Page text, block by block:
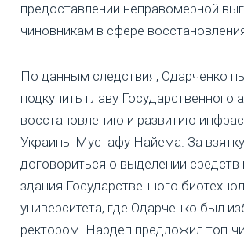
предоставлении неправомерной
чиновникам в сфере
По данным следствия, Одарченко
подкупить главу Государственного
восстановлению и развитию
Украины Мустафу Найема. За
договориться о выделении средств
здания Государственного
университета, где Одарченко был
ректором. Нардеп предложил топ-